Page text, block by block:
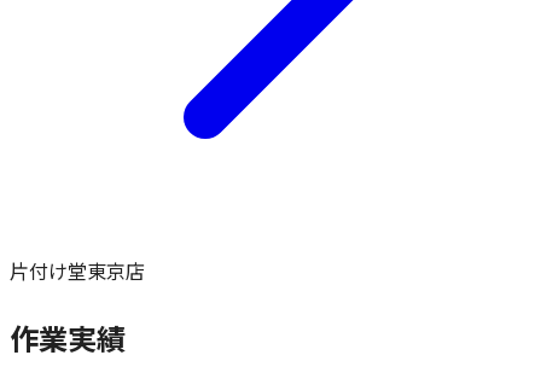
片付け堂東京店
作業実績